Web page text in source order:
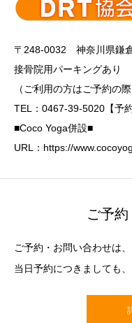
〒248-0032 神奈川県鎌
接骨院用パーキングあり
（ご利用の方はご予約の
TEL：0467-39-5020【予約
■Coco Yoga併設■
URL：https://
ご予
ご予約・お問い合わせは
当日予約につきましても